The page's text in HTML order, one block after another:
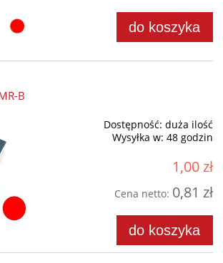
do koszyka
B
Dostępność: duża ilość
Wysyłka w: 48 godzin
1,00 zł
Cena netto: 0,81 zł
do koszyka